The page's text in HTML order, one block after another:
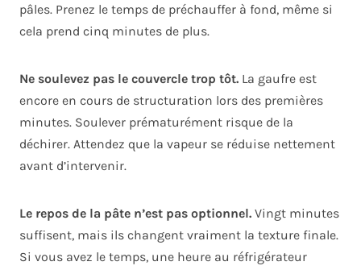
pâles. Prenez le temps de préchauffer à fond, même si
cela prend cinq minutes de plus.
Ne soulevez pas le couvercle trop tôt. La gaufre est
encore en cours de structuration lors des premières
minutes. Soulever prématurément risque de la
déchirer. Attendez que la vapeur se réduise nettement
avant d’intervenir.
Le repos de la pâte n’est pas optionnel. Vingt minutes
suffisent, mais ils changent vraiment la texture finale.
Si vous avez le temps, une heure au réfrigérateur